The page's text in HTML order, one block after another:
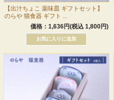
【出汁ちょこ 薬味皿 ギフトセット】
のらや 猫食器 ギフト ...
価格：1,636円(税込 1,800円)